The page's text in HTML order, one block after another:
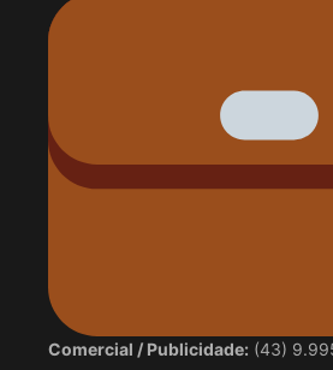
Comercial / Publicidade: (43)